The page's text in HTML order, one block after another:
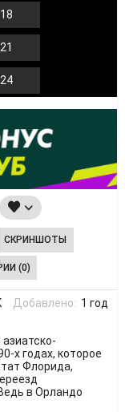
СКРИНШОТЫ
(0)
Добавлено: 1 год
х годах, которое
Флорида,
в Орландо